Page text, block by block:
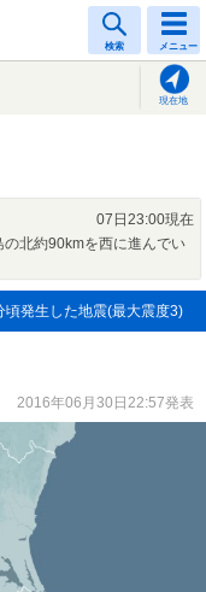
検索 メニュー
現在地
07日23:00現在
北約90kmを西に進んでい
頃発生した地震(最大震度3)
2016年06月30日22:57発表